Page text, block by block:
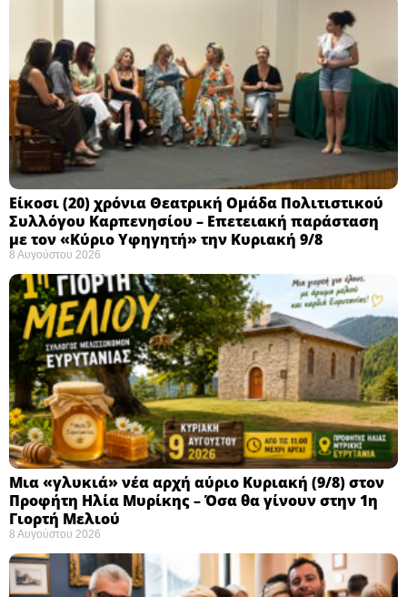
Eίκοσι (20) χρόνια Θεατρική Ομάδα Πολιτιστικού
Συλλόγου Καρπενησίου – Επετειακή παράσταση
με τον «Κύριο Υφηγητή» την Κυριακή 9/8
8 Αυγούστου 2026
Μια «γλυκιά» νέα αρχή αύριο Κυριακή (9/8) στον
Προφήτη Ηλία Μυρίκης – Όσα θα γίνουν στην 1η
Γιορτή Μελιού
8 Αυγούστου 2026